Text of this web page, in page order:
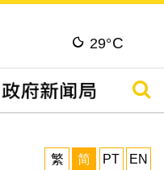
29°C
搜寻
繁
简 PT EN